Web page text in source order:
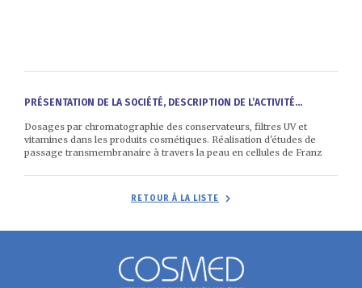
PRÉSENTATION DE LA SOCIÉTÉ, DESCRIPTION DE L’ACTIVITÉ...
Dosages par chromatographie des conservateurs, filtres UV et
vitamines dans les produits cosmétiques. Réalisation d'études de
passage transmembranaire à travers la peau en cellules de Franz
RETOUR À LA LISTE